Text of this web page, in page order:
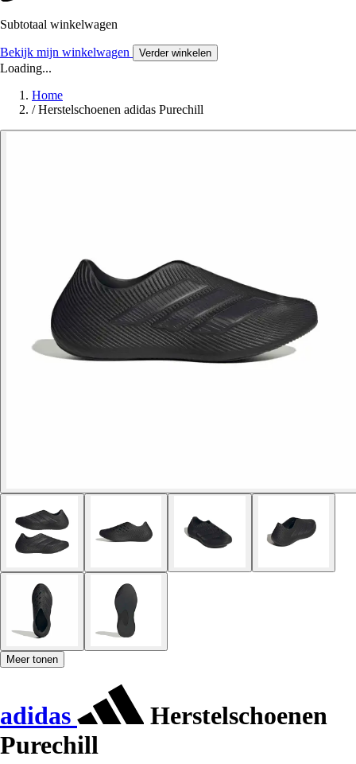
Subtotaal winkelwagen
Bekijk mijn winkelwagen Verder winkelen
Loading...
Home
/ Herstelschoenen adidas Purechill
Meer tonen
adidas
Herstelschoenen
Purechill